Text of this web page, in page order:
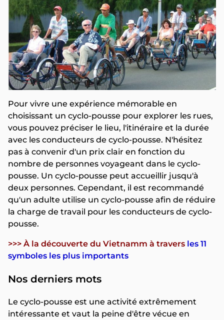
Pour vivre une expérience mémorable en
choisissant un cyclo-pousse pour explorer les rues,
vous pouvez préciser le lieu, l'itinéraire et la durée
avec les conducteurs de cyclo-pousse. N'hésitez
pas à convenir d'un prix clair en fonction du
nombre de personnes voyageant dans le cyclo-
pousse. Un cyclo-pousse peut accueillir jusqu'à
deux personnes. Cependant, il est recommandé
qu'un adulte utilise un cyclo-pousse afin de réduire
la charge de travail pour les conducteurs de cyclo-
pousse.
>>> À la découverte du Vietnamm à travers les 11
symboles les plus importants
Nos derniers mots
Le cyclo-pousse est une activité extrêmement
intéressante et vaut la peine d'être vécue en